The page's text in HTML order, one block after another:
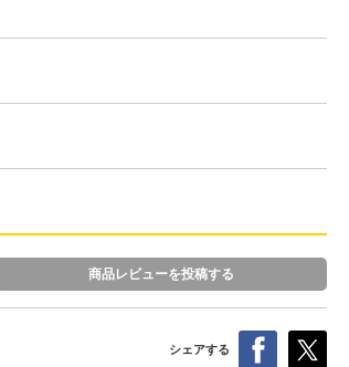
商品レビューを投稿する
シェアする